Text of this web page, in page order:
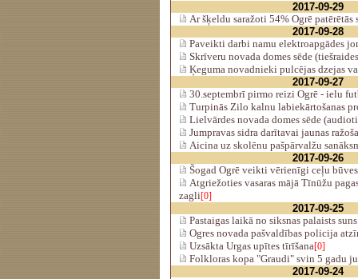
2017-09-29
Ar šķeldu saražoti 54% Ogrē
2017-09-28
Paveikti darbi namu elektroapgādes
Skrīveru novada domes sēde
Ķeguma novadnieki pulcējas dzejas
2017-09-27
30.septembrī pirmo reizi Ogrē - ielu
Turpinās Zilo kalnu labiekārtošanas
Lielvārdes novada domes sēde
Jumpravas sidra darītavai jaunas
Aicina uz skolēnu pašpārvalžu
2017-09-26
Šogad Ogrē veikti vērienīgi ceļu
Atgriežoties vasaras mājā Tīnūžu
zagli[0]
2017-09-25
Pastaigas laikā no siksnas palaists
Ogres novada pašvaldības policija
Uzsākta Urgas upītes tīrīšana[0]
Folkloras kopa "Graudi" svin 5 gadu
2017-09-24